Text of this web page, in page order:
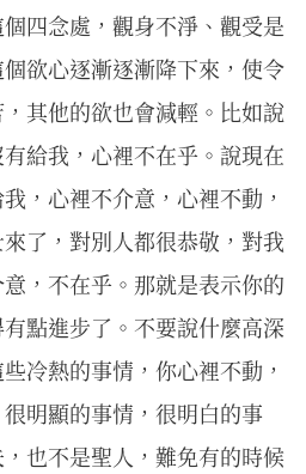
四念處，觀身不淨、觀受是
欲心逐漸逐漸降下來，使令
其他的欲也會減輕。比如說
給我，心裡不在乎。說現在
，心裡不介意，心裡不動，
了，對別人都很恭敬，對我
，不在乎。那就是表示你的
點進步了。不要說什麼高深
冷熱的事情，你心裡不動，
明顯的事情，很明白的事
也不是聖人，難免有的時候